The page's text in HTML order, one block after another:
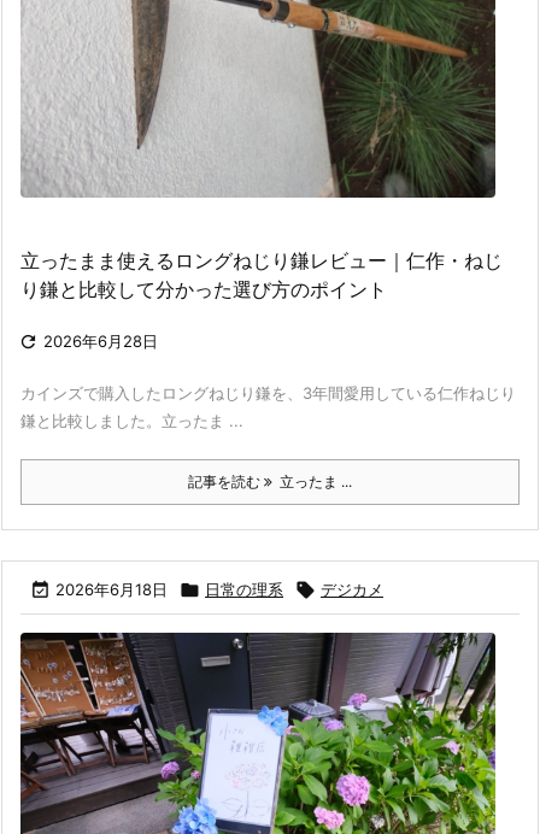
立ったまま使えるロングねじり鎌レビュー｜仁作・ねじ
り鎌と比較して分かった選び方のポイント
 2026年6月28日
カインズで購入したロングねじり鎌を、3年間愛用している仁作ねじり
鎌と比較しました。立ったま ...
記事を読む 立ったま ...
 2026年6月18日  日常の理系  デジカメ